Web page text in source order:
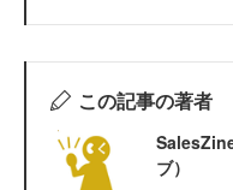
この記事の著者
ブ）